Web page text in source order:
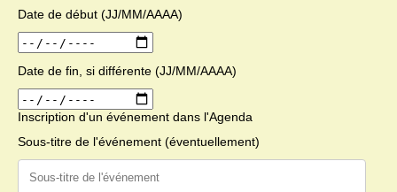
Date de début (JJ/MM/AAAA)
Date de fin, si différente (JJ/MM/AAAA)
Inscription d'un événement dans l'Agenda
Sous-titre de l'événement (éventuellement)